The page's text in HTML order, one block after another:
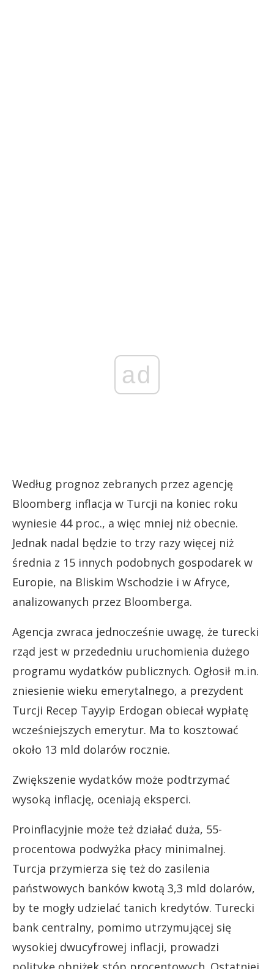
ad
Według prognoz zebranych przez agencję
Bloomberg inflacja w Turcji na koniec roku
wyniesie 44 proc., a więc mniej niż obecnie.
Jednak nadal będzie to trzy razy więcej niż
średnia z 15 innych podobnych gospodarek w
Europie, na Bliskim Wschodzie i w Afryce,
analizowanych przez Bloomberga.
Agencja zwraca jednocześnie uwagę, że turecki
rząd jest w przededniu uruchomienia dużego
programu wydatków publicznych. Ogłosił m.in.
zniesienie wieku emerytalnego, a prezydent
Turcji Recep Tayyip Erdogan obiecał wypłatę
wcześniejszych emerytur. Ma to kosztować
około 13 mld dolarów rocznie.
Zwiększenie wydatków może podtrzymać
wysoką inflację, oceniają eksperci.
Proinflacyjnie może też działać duża, 55-
procentowa podwyżka płacy minimalnej.
Turcja przymierza się też do zasilenia
państwowych banków kwotą 3,3 mld dolarów,
by te mogły udzielać tanich kredytów. Turecki
bank centralny, pomimo utrzymującej się
wysokiej dwucyfrowej inflacji, prowadzi